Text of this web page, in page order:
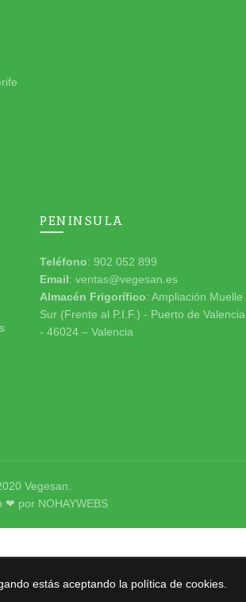
PENINSULA
Teléfono: 902 052 899
Email: ventas@vegesan.es
Almacén Frigorífico: Ampliación Muelle
Sur (Frente al P.I.F.) - Puerto de Valencia
- 46024 – Valencia
Vegesan.
❤ por NOHAYWEBS
estás aceptando la política de cookies.